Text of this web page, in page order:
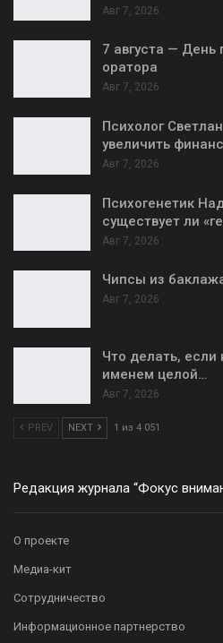
Авг 7, 2026
7 августа — День
оратора
Авг 7, 2026
Психолог
увеличить
Авг 7, 2026
Психогенетик
существует ли
Авг 7, 2026
Чипсы из
Авг 7, 2026
Что делать, если
именем целой…
Авг 7, 2026
PREV NEXT 1 из 4 051
Редакция журнала “Фокус
О проекте
Медиа-кит
Сотрудничество
Информационное партнерство